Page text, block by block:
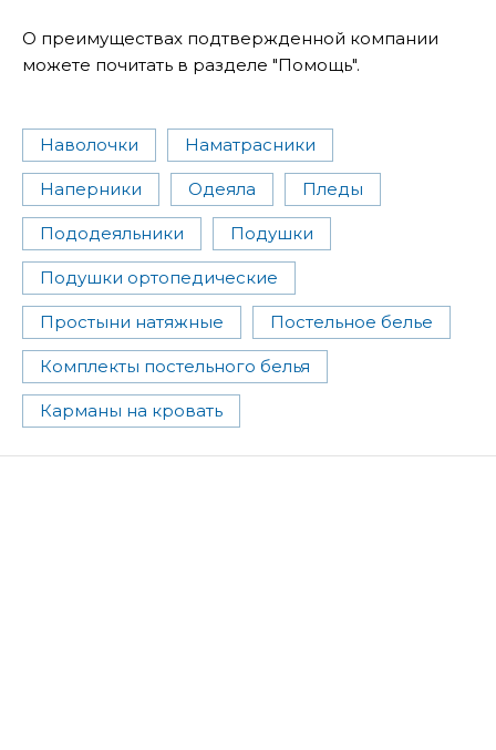
О преимуществах подтвержденной компании
можете почитать в разделе "Помощь".
Наволочки Наматрасники
Наперники Одеяла Пледы
Пододеяльники Подушки
Подушки ортопедические
Простыни натяжные Постельное белье
Комплекты постельного белья
Карманы на кровать